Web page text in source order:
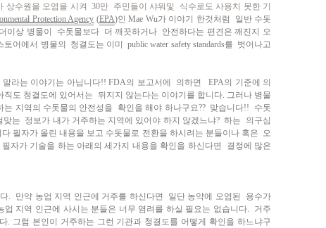
상수원을 오염을 시켜 30만 주민들이 샤워및 식수로도 사용치 못한 기
Protection Agency (EPA)인Mae Wu가 이야기 한것처럼 일반 수돗
더이상 병물이 수돗물보다 더 깨끗하거나 안전하다는 편견은 깨진지 오
토어에서 병물의 청결도는 이미public water safety standards를 벗어나고
라는 이야기는 아닙니다!! FDA의 보고서에 의하면 EPA의 기준에 의
도 청결도에 있어서는
뒤지지 않는다는 이야기를 합니다. 그러나 병물
는 지역의 수돗물의 안전성을 확인을 해야 하나구요?? 맞습니다!! 수돗
는 정보가 내가 거주하는 지역에 있어야 하지 않겠느냐? 하는 의구심
필자가 올린 내용을 보고 수돗물로 전환을 하시려는 분들이나 혹은 오
자가 기술을 하는 아래의 세가지 내용을 확인을 하신다면 결정에 많은
. 만약 농업 지역 인근에 거주를 하신다면 일단 농약에 오염된 용수가
업 지역 인근에 사시는 분들은 너무 염려를 하실 필요는 없습니다. 거주
. 그럼 본인이 거주하는 그런 기관과 청결도를 어떻게 확인을 하느냐구